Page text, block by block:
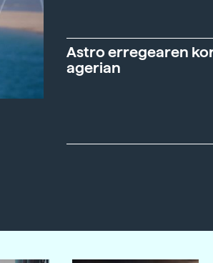
Astro erregearen
agerian